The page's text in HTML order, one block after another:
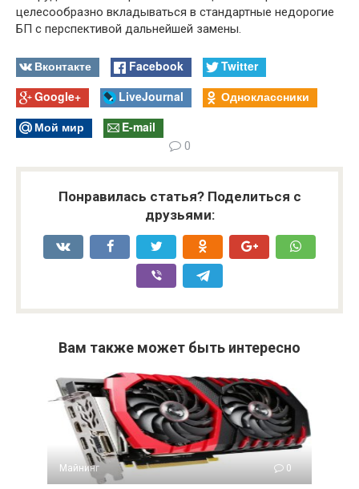
целесообразно вкладываться в стандартные недорогие
БП с перспективой дальнейшей замены.
Вконтакте Facebook
Twitter
Google+
LiveJournal
Одноклассники
Мой мир
E-mail
0
Понравилась статья? Поделиться с
друзьями:
Вам также может быть интересно
Майнинг 0